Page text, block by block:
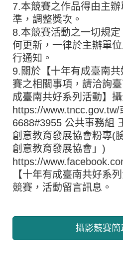
7.本競賽之作品得由主
準，調整獎次。
8.本競賽活動之一切規
何更新，一律於主辦單
行通知。
9.關於【十年有成臺南
賽之相關事項，請洽詢
成臺南共好系列活動】
https://www.tncc.gov.tw/
6688#3955 公共事務組
創意教育發展協會粉專(
創意教育發展協會」)
https://
【十年有成臺南共好系
競賽，活動留言訊息。
攝影競賽簡